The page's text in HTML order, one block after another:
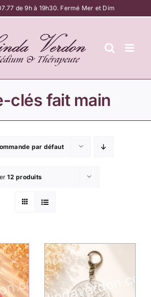
de 9h à 19h30. Fermé Mer et Dim
clés fait main
par défaut
12 produits